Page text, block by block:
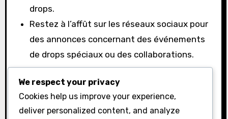
drops.
Restez à l’affût sur les réseaux sociaux pour
des annonces concernant des événements
de drops spéciaux ou des collaborations.
We respect your privacy
Cookies help us improve your experience,
deliver personalized content, and analyze